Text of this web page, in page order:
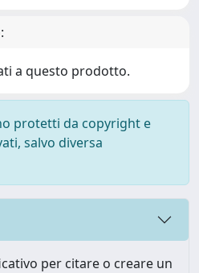
a questo prodotto.
protetti da copyright e
salvo diversa
per citare o creare un